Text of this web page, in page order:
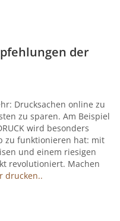
der
Drucksachen online zu
zu sparen. Am Beispiel
wird besonders
zu funktionieren hat: mit
und einem riesigen
revolutioniert. Machen
drucken..